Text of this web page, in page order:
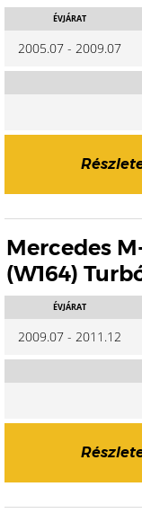
ÉVJÁRAT
2005.07 - 2009.07
Mercedes
(W164)
ÉVJÁRAT
2009.07 - 2011.12